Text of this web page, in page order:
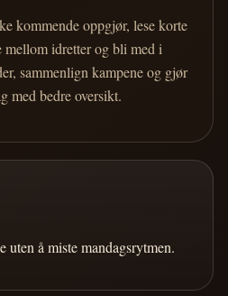
kommende oppgjør, lese korte
mellom idretter og bli med i
sammenlign kampene og gjør
med bedre oversikt.
uten å miste mandagsrytmen.